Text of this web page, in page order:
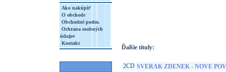
Ako nakúpiť
O obchode
Obchodné podm.
Ochrana osobných
údajov
Kontakt
Ďalšie tituly:
2CD SVERAK ZDENEK - NOVE